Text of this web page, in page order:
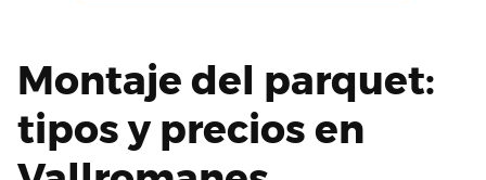
Montaje del parquet:
tipos y precios en